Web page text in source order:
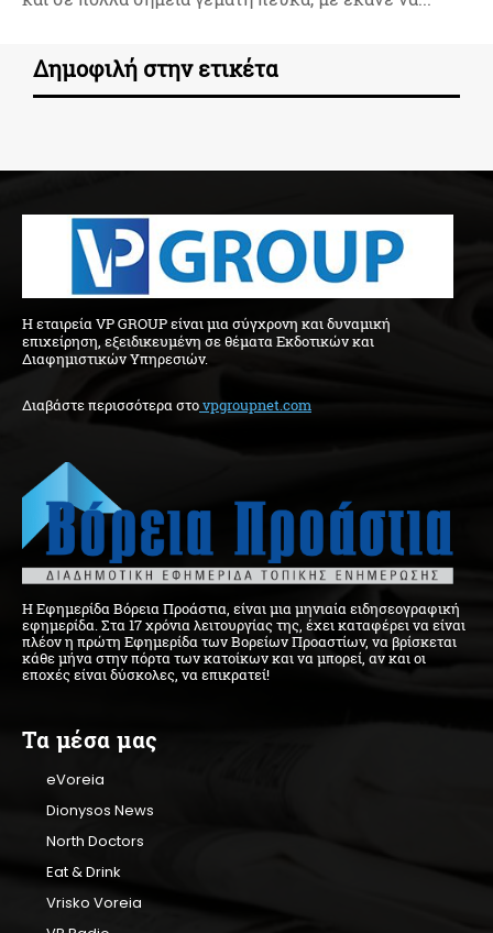
Δημοφιλή στην ετικέτα
H εταιρεία VP GROUP είναι μια σύγχρονη και δυναμική
επιχείρηση, εξειδικευμένη σε θέματα Εκδοτικών και
Διαφημιστικών Υπηρεσιών.
Διαβάστε περισσότερα στovpgroupnet.com
Η Εφημερίδα Βόρεια Προάστια, είναι μια μηνιαία ειδησεογραφική
εφημερίδα. Στα 17 χρόνια λειτουργίας της, έχει καταφέρει να είναι
πλέον η πρώτη Εφημερίδα των Βορείων Προαστίων, να βρίσκεται
κάθε μήνα στην πόρτα των κατοίκων και να μπορεί, αν και οι
εποχές είναι δύσκολες, να επικρατεί!
Τα μέσα μας
eVoreia
Dionysos News
North Doctors
Eat & Drink
Vrisko Voreia